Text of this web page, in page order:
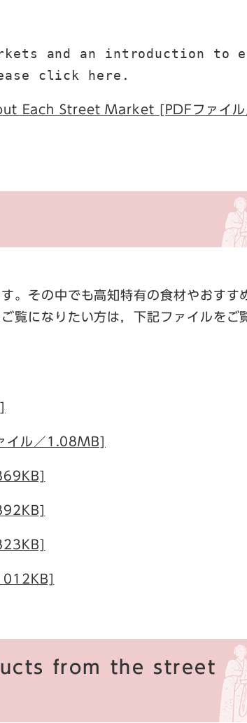
and an introduction to
click here.
Each Street Market [PDFファイル
。その中でも高知特有の食材やおすす
覧になりたい方は，下記ファイルをご
イル／1.08MB]
from the street